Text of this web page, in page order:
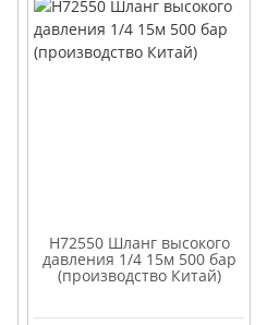
H72550 Шланг высокого
давления 1/4 15м 500 бар
(производство Китай)